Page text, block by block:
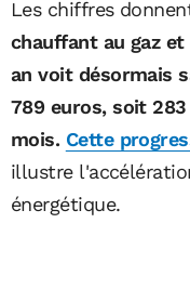
Les chiffres
chauffant au gaz
an voit désormais
789 euros, soit
mois. Cette
illustre
énergétique.